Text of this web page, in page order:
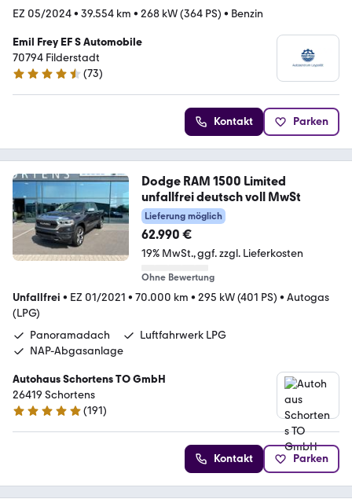
EZ 05/2024• 39.554 km • 268 kW (364 PS) • Benzin
Emil Frey EF S Automobile
70794 Filderstadt
4.7 Sterne
(73)
Kontakt Parken
Dodge RAM 1500 Limited
unfallfrei deutsch voll MwSt
Lieferung möglich
62.990 €
19% MwSt. ggf. zzgl. Lieferkosten
Ohne Bewertung
Unfallfrei • EZ 01/2021 • 70.000 km • 295 kW (401 PS) • Autogas
(LPG)
Panoramadach
Luftfahrwerk LPG
NAP-Abgasanlage
Autohaus Schortens TO GmbH
26419 Schortens
5 Sterne
(191)
Kontakt Parken